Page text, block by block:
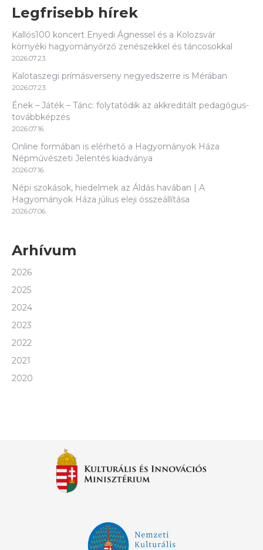
Legfrisebb hírek
Kallós100 koncert Enyedi Ágnessel és a Kolozsvár
környéki hagyományőrző zenészekkel és táncosokkal
2026.07.23.
Kalotaszegi prímásverseny negyedszerre is Mérában
2026.07.23.
Ének – Játék – Tánc: folytatódik az akkreditált pedagógus-
továbbképzés
2026.07.16.
Online formában is elérhető a Hagyományok Háza
Népművészeti Jelentés kiadványa
2026.07.16.
Népi szokások, hiedelmek az Áldás havában | A
Hagyományok Háza július eleji összeállítása
2026.07.06.
Arhívum
2026
2025
2024
2023
2022
2021
2020